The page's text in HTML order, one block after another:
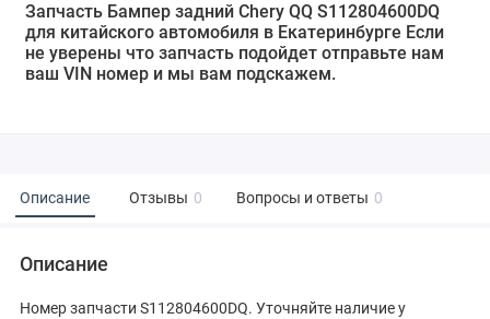
Запчасть Бампер задний Chery QQ S112804600DQ
для китайского автомобиля в Екатеринбурге Если
не уверены что запчасть подойдет отправьте нам
ваш VIN номер и мы вам подскажем.
Описание Отзывы 0 Вопросы и ответы 0
Описание
Номер запчасти S112804600DQ. Уточняйте наличие у